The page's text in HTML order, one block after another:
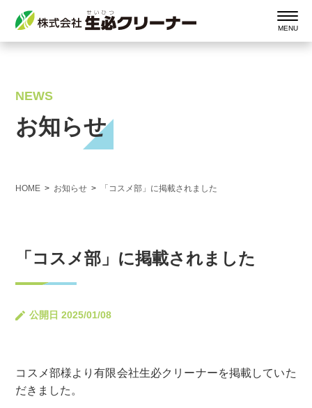
NEWS
お知らせ
HOME お知らせ 「コスメ部」に掲載されました
「コスメ部」に掲載されました
公開日 2025/01/08
コスメ部様より有限会社生必クリーナーを掲載していた
だきました。